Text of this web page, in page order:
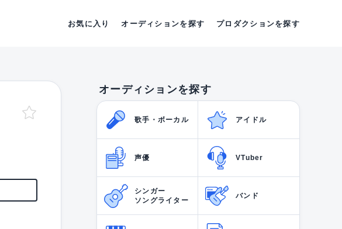
お気に入り オーディションを探す プロダクションを探す
オーディションを探す
歌手・ボーカル アイドル
声優 VTuber
シンガー
ソングライター
バンド